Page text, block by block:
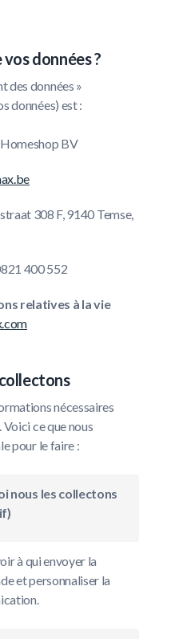
données ?
des données »
données) est :
BV
308 F, 9140 Temse,
400 552
relatives à la vie
nécessaires
ce que nous
pour le faire :
nous les collectons
à qui envoyer la
et personnaliser la